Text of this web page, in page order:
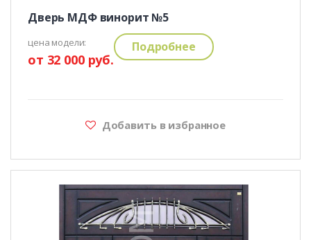
Дверь МДФ винорит №5
цена модели:
от 32 000 руб.
Подробнее
Добавить в избранное